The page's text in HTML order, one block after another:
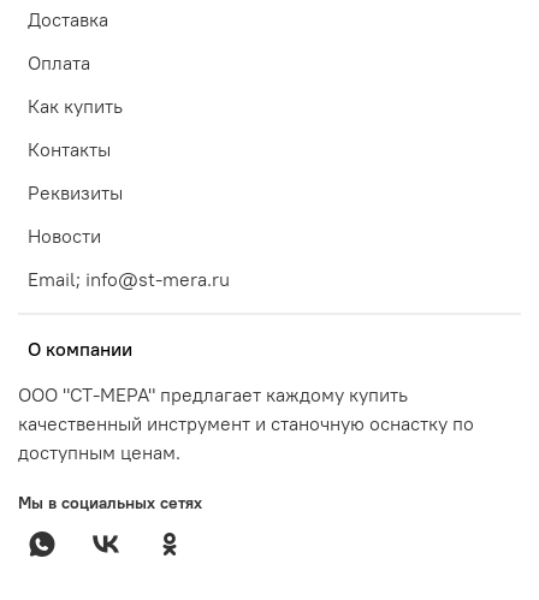
Доставка
Оплата
Как купить
Контакты
Реквизиты
Новости
Email; info@st-mera.ru
О компании
ООО "СТ-МЕРА" предлагает каждому купить
качественный инструмент и станочную оснастку по
доступным ценам.
Мы в социальных сетях